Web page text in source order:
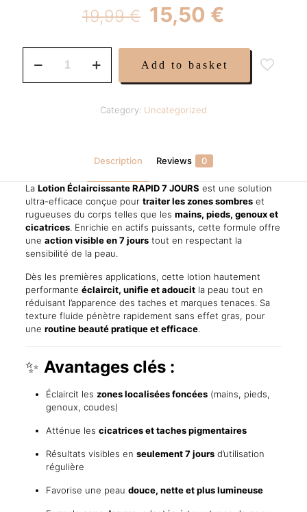
19,99€ Original
price
was:
19,99 €.
15,50 €
is:
15,50 €.
Pieds
quantity
Add to basket
Category: Uncategorized
Description Reviews 0
La Lotion Éclaircissante RAPID 7 JOURS est une solution
ultra-efficace conçue pour traiter les zones sombreset
rugueuses du corps telles que les mains, pieds, genoux et
cicatrices. Enrichie en actifs puissants, cette formule offre
une action visible en 7 jourstout en respectant la
sensibilité de la peau.
Dès les premières applications, cette lotion hautement
performante éclaircit, unifie et adoucitla peau tout en
réduisant l’apparence des taches et marques tenaces. Sa
texture fluide pénètre rapidement sans effet gras, pour
une routine beauté pratique et efficace.
✨ Avantages clés :
Éclaircit les zones localisées foncées(mains, pieds,
genoux, coudes)
Atténue les cicatrices et taches pigmentaires
Résultats visibles en seulement 7 joursd’utilisation
régulière
Favorise une peau douce, nette et plus lumineuse